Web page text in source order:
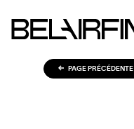
PAGE PRÉCÉDENTE